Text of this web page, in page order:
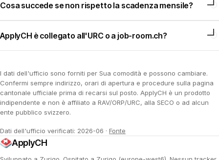
Cosa succede se non rispetto la scadenza mensile?
ApplyCH è collegato all'URC o a job-room.ch?
I dati dell'ufficio sono forniti per Sua comodità e possono cambiare.
Confermi sempre indirizzo, orari di apertura e procedure sulla pagina
cantonale ufficiale prima di recarsi sul posto. ApplyCH è un prodotto
indipendente e non è affiliato a RAV/ORP/URC, alla SECO o ad alcun
ente pubblico svizzero.
Dati dell'ufficio verificati: 2026-06 · Fonte
ApplyCH